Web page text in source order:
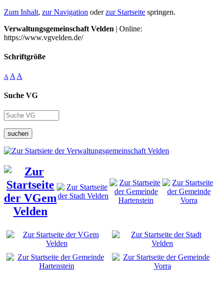
Zum Inhalt, zur Navigation oderzur Startseite springen.
Verwaltungsgemeinschaft Velden | Online:
https://www.vgvelden.de/
Schriftgröße
A A A
Suche VG
suchen